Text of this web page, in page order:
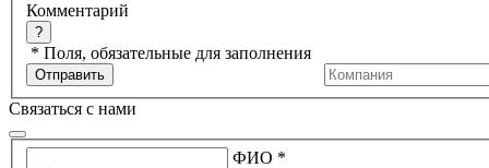
Комментарий
?
* Поля, обязательные для заполнения
Связаться с нами
ФИО *